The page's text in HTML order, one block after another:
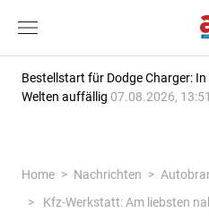
Bestellstart für Dodge Charger: In
Welten auffällig 07.08.2026,
Home Nachrichten
Kfz-Werkstatt: Am liebsten